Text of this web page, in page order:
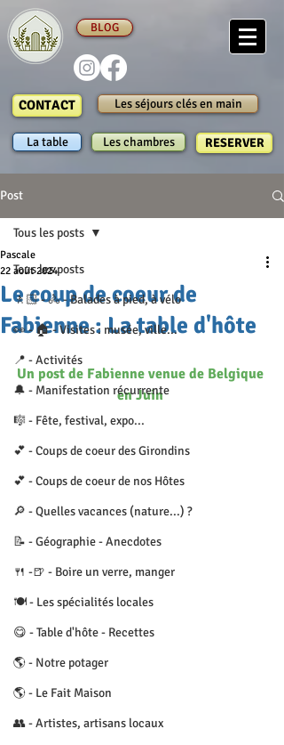
BLOG
CONTACT
La table
Les séjours clés en main
Les chambres RESERVER
Post
Tous les posts
🚶🏻 - 🚴 - Balades à pied, à vélo
👀 - 🏠 - Visites : musée, ville...
📍 - Activités
🔔 - Manifestation récurrente
🎼 - Fête, festival, expo...
💕 - Coups de coeur des Girondins
💕 - Coups de coeur de nos Hôtes
🔎 - Quelles vacances (nature...) ?
📝 - Géographie - Anecdotes
🍴 -🍺 - Boire un verre, manger
🍽 - Les spécialités locales
😋 - Table d'hôte - Recettes
🌎 - Notre potager
🌎 - Le Fait Maison
👥 - Artistes, artisans locaux
Tous les posts
Le coup de coeur de
Fabienne : La table d'hôte
Pascale
22 août 2024
Un post de Fabienne venue de Belgique
en Juin